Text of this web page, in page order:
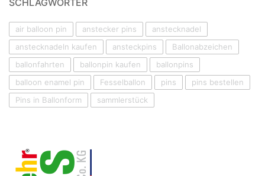
air balloon pin anstecker pins
anstecknadel
anstecknadeln kaufen
ansteckpins
Ballonabzeichen
ballonfahrten
ballonpin kaufen
ballonpins
balloon enamel pin
Fesselballon pins
pins bestellen
Pins in Ballonform
sammlerstück